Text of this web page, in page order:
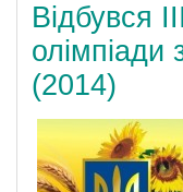
Відбувся
олімпіади
(2014)